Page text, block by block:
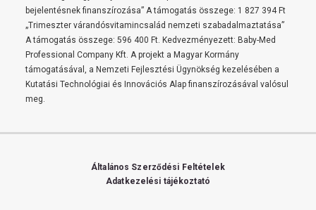
bejelentésnek finanszírozása” A támogatás összege: 1 827 394 Ft
„Trimeszter várandósvitamincsalád nemzeti szabadalmaztatása”
A támogatás összege: 596 400 Ft. Kedvezményezett: Baby-Med
Professional Company Kft. A projekt a Magyar Kormány
támogatásával, a Nemzeti Fejlesztési Ügynökség kezelésében a
Kutatási Technológiai és Innovációs Alap finanszírozásával valósul
meg.
Általános Szerződési Feltételek
Adatkezelési tájékoztató